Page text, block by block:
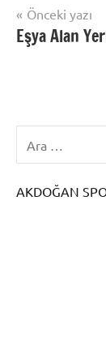
Yazı
gezinmesi
Önceki yazı
Eşya Alan
AKDOĞAN